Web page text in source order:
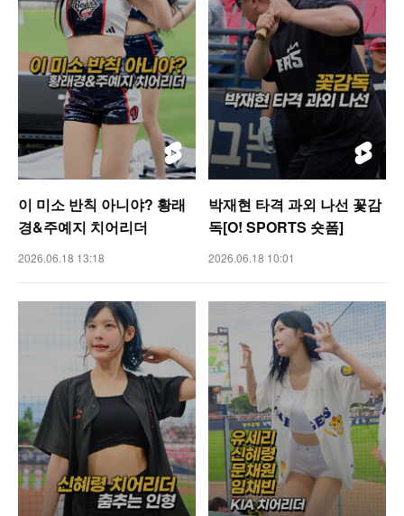
이 미소 반칙 아니야? 황래
경&주예지 치어리더
2026.06.18 13:18
박재현 타격 과외 나선 꽃감
독[O! SPORTS 숏폼]
2026.06.18 10:01